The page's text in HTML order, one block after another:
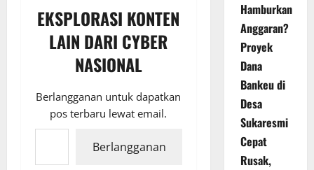
EKSPLORASI KONTEN
LAIN DARI CYBER
NASIONAL
Berlangganan untuk dapatkan
pos terbaru lewat email.
Ketikkan email Anda...
Berlangganan
Hamburkan
Anggaran?
Proyek
Dana
Bankeu di
Desa
Sukaresmi
Cepat
Rusak,